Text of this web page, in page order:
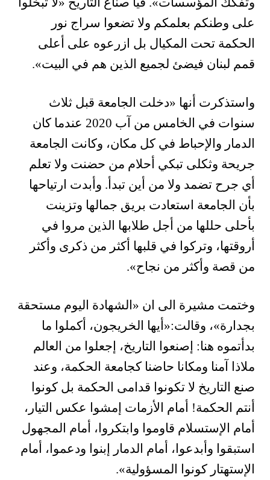
على وطنكم بعلمكم ولا تضعوا سراج نور
الحكمة تحت المكيال بل ازرعوه على أعلى
قمم لبنان فيضئ لجميع الذين هم في البيت».
واستذكرت أنها «دخلت الجامعة قبل ثلاث
سنوات في الخامس من آب 2020 عندما كان
الدمار والإحباط في كل مكان، وكانت الجامعة
جريحة وثكلى تبكي أحلام من حضنت ولا تعلم
أي جرح تضمد ولا من أين تبدأ. وأبدت ارتياحها
بأن الجامعة استعادت بريق جمالها وتزينت
بأحلى حللها من أجل طلابها الذين مروا في
أروقتها، وتركوا في قلبها أكثر من ذكرى وأكثر
من قصة وأكثر من نجاح».
وختمت مشيرة الى ان «الشهادة اليوم مستحقة
بجدارة»، وقالت:«أيها الخريجون، أكملوا ما
بدأتموه هنا: إصنعوا التاريخ، إجعلوا من العالم
ملاذا آمنا ومكانا حاضنا كجامعة الحكمة، وعند
صنع التاريخ لا تكونوا قدامى الحكمة بل كونوا
أنتم الحكمة! أمام الأزمات إمشوا عكس التيار،
أمام الإستسلام قاوموا وابتكروا، أمام المجهول
استبقوا وأبدعوا، أمام الدمار إبنوا ودعموا، أمام
الإستهتار كونوا المسؤولية».